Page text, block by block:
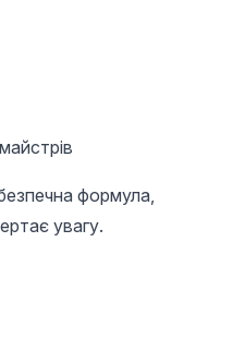
формула,
увагу.